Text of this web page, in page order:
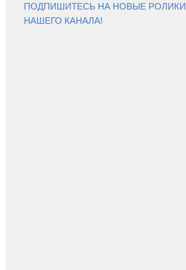
ПОДПИШИТЕСЬ НА НОВЫЕ РОЛИКИ
НАШЕГО КАНАЛА!